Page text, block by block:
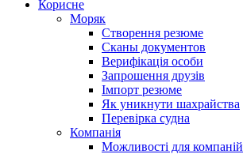
Корисне
Моряк
Створення резюме
Сканы документов
Верифікація особи
Запрошення друзів
Імпорт резюме
Як уникнути шахрайства
Перевірка судна
Компанія
Можливості для компаній